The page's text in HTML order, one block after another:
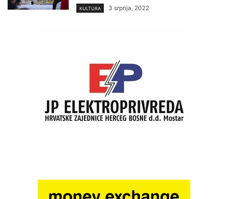
KULTURA 3 srpnja, 2022